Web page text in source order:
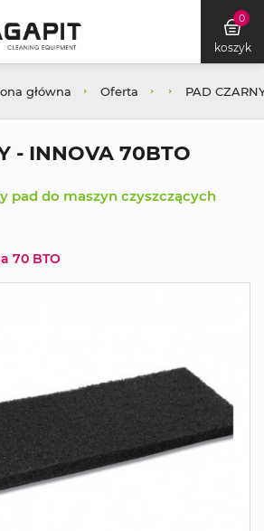
0
koszyk
główna Oferta PAD
- INNOVA 70BTO
pad do maszyn czyszczących
70 BTO